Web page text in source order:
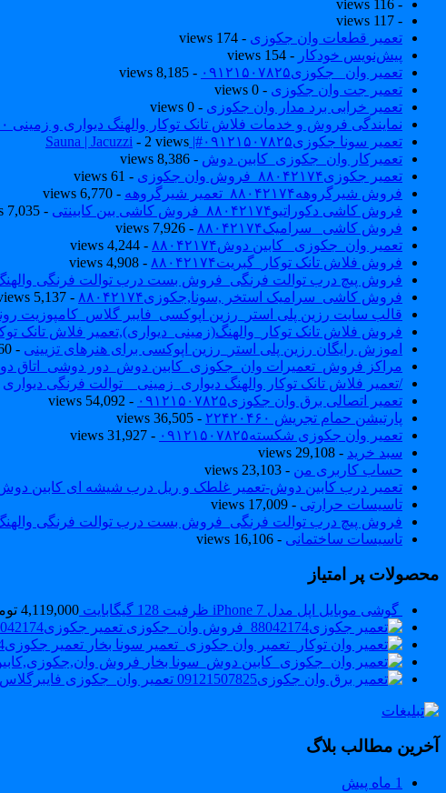
- 116 views
- 117 views
تعمیر قطعات وان جکوزی - 174 views
پیش‌نویس خودکار - 154 views
تعمیر وان _جکوزی۰۹۱۲۱۵۰۷۸۲۵
- 8,185 views
تعمیر جت وان جکوزی - 0 views
تعمیر خرابی برد مدار وان جکوزی - 0 views
نمایندگی فروش و خدمات فلاش تانک توکار والهنگ دیواری و زمینی ۲۲۴۲۰۴۶۰
تعمیر سونا جکوزی۰۹۱۲۱۵۰۷۸۲۵#| Sauna | Jacuzzi
- 2 views
تعمیرکار وان_جکوزی_کابین دوش - 8,386 views
تعمیر جکوزی۸۸۰۴۲۱۷۴_فروش وان جکوزی
- 61 views
فروش شیرگروهه۸۸۰۴۲۱۷۴_تعمیر شیرگروهه
- 6,770 views
فروش کاشی دکوراتیو۸۸۰۴۲۱۷۴_فروش کاشی بین کابینتی
- 7,035 views
فروش کاشی _سرامیک۸۸۰۴۲۱۷۴
- 7,926 views
تعمیر وان_جکوزی_ کابین دوش۸۸۰۴۲۱۷۴
- 4,244 views
فروش فلاش تانک توکار_گبریت۸۸۰۴۲۱۷۴
- 4,908 views
فروش پیچ درب توالت فرنگی_فروش بست درب توالت فرنگی
فروش کاشی_سرامیک استخر ,سونا,جکوزی۸۸۰۴۲۱۷۴
- 5,137 views
قالب سایت رزین پلی استر_رزین اپوکسی_فایبر گلاس_کامپوزیت
فروش فلاش تانک توکار_والهنگ(زمینی_دیواری),تعمیر فلاش تانک
اموزش رایگان رزین پلی استر_رزین اپوکسی برای هنرهای تزیینی - 2,460 views
مراکز فروش_تعمیرات وان_جکوزی_کابین دوش_دور دوشی_اتاق
/تعمیر فلاش تانک توکار والهنگ دیواری_زمینی _ توالت فرنگی دیواری
تعمیر اتصالی برق وان جکوزی۰۹۱۲۱۵۰۷۸۲۵
- 54,092 views
پارتیشن حمام تجریش ۲۲۴۲۰۴۶۰
- 36,505 views
تعمیر وان جکوزی شکسته۰۹۱۲۱۵۰۷۸۲۵
- 31,927 views
سبد خرید - 29,108 views
حساب کاربری من - 23,103 views
تعمیر درب کابین دوش-تعمیر غلطک و ریل درب شیشه ای کابین
تاسیسات حرارتی - 17,009 views
فروش پیچ درب توالت فرنگی_فروش بست درب توالت فرنگی
تاسیسات ساختمانی - 16,106 views
محصولات پر امتیاز
گوشی موبایل اپل مدل iPhone 7 ظرفیت 128 گیگابایت 4,119,000
تعمیر جکوزی88042174_فروش وان_جکوزی
تعمیر جکوزی88042174
فروش
تعمیر وان_جکوزی فایبرگلاس 22420460
آخرین مطالب بلاگ
1 ماه پیش